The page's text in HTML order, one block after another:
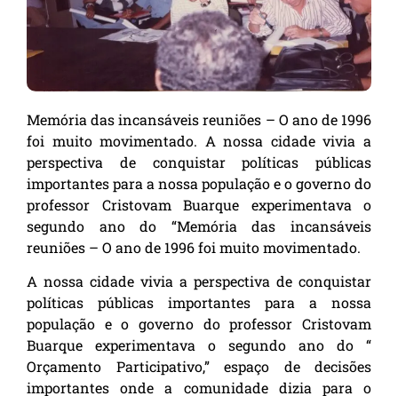
Memória das incansáveis reuniões – O ano de 1996
foi muito movimentado. A nossa cidade vivia a
perspectiva de conquistar políticas públicas
importantes para a nossa população e o governo do
professor Cristovam Buarque experimentava o
segundo ano do “​Memória das incansáveis
reuniões – O ano de 1996 foi muito movimentado.
A nossa cidade vivia a perspectiva de conquistar
políticas públicas importantes para a nossa
população e o governo do professor Cristovam
Buarque experimentava o segundo ano do “
Orçamento Participativo,” espaço de decisões
importantes onde a comunidade dizia para o